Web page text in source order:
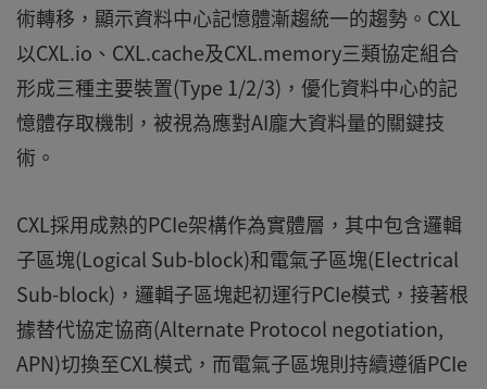
術轉移，顯示資料中心記憶體漸趨統一的趨勢。CXL
以CXL.io、CXL.cache及CXL.memory三類協定組合
形成三種主要裝置(Type 1/2/3)，優化資料中心的記
憶體存取機制，被視為應對AI龐大資料量的關鍵技
術。
CXL採用成熟的PCIe架構作為實體層，其中包含邏輯
子區塊(Logical Sub-block)和電氣子區塊(Electrical
Sub-block)，邏輯子區塊起初運行PCIe模式，接著根
據替代協定協商(Alternate Protocol negotiation,
APN)切換至CXL模式，而電氣子區塊則持續遵循PCIe